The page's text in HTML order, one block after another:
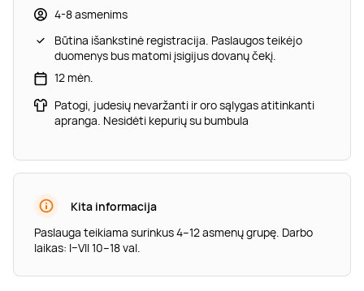
4-8 asmenims
Būtina išankstinė registracija. Paslaugos teikėjo
duomenys bus matomi įsigijus dovanų čekį.
12 mėn.
Patogi, judesių nevaržanti ir oro sąlygas atitinkanti
apranga. Nesidėti kepurių su bumbula
Kita informacija
Paslauga teikiama surinkus 4–12 asmenų grupę. Darbo
laikas: I–VII 10–18 val.